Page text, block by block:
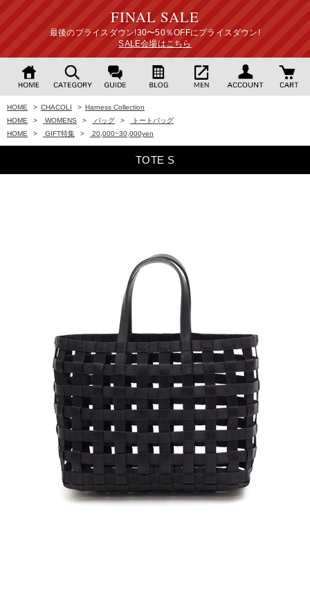
FINAL SALE
最後のプライスダウン!30〜50％OFFにプライスダウン!
SALE会場はこちら
HOME > CHACOLI > Harness Collection
HOME
> WOMENS > バッグ >
トートバッグ
HOME
> GIFT特集 > 20,000~30,000yen
TOTE S